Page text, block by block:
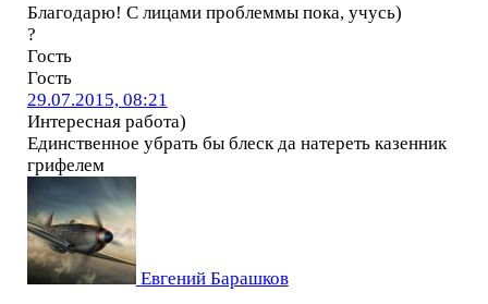
Благодарю! С лицами проблеммы пока, учусь)
?
Гость
Гость
29.07.2015, 08:21
Интересная работа)
Единственное убрать бы блеск да натереть казенник
грифелем
Евгений Барашков